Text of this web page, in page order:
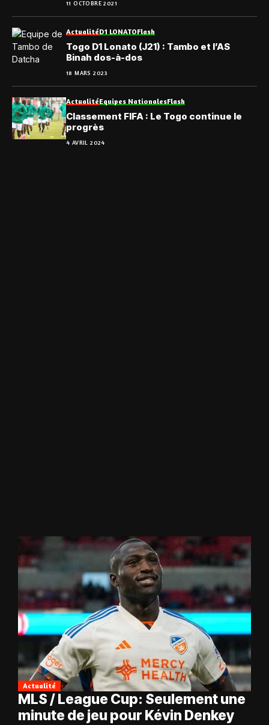
11 OCTOBRE 2021
ActualitéD1 LONATOFlash
Togo D1 Lonato (J21) : Tambo et l’AS
Binah dos-à-dos
18 MARS 2023
ActualitéEquipes NationalesFlash
Classement FIFA : Le Togo continue le
progrès
4 AVRIL 2024
Actualité
MLS / League Cup: Seulement une
minute de jeu pour Kévin Denkey